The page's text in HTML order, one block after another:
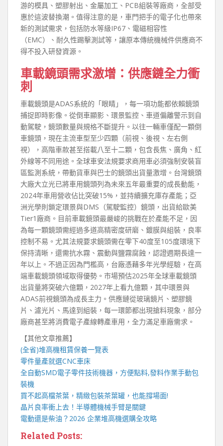
游的模具、塑膠射出、金屬加工、PCB組裝等廠商，全部受
惠於這波替換潮。值得注意的是，車門把手的電子化也帶來
新的測試需求，包括防水等級IP67、電磁相容性
（EMC）、耐久性踢擊測試等，讓原本傳統機械件供應商不
得不投入研發資源。
車載鏡頭需求激增：供應鏈全力衝
刺
車載鏡頭是ADAS系統的「眼睛」，每一項功能都依賴鏡頭
捕捉即時影像。從倒車顯影、環景監控、車道偏離警示到自
動駕駛，鏡頭數量與規格不斷提升。以往一輛車僅配一顆倒
車鏡頭，現在主流車型至少四顆（前視、後視、左右側
視），高階車款甚至搭載八至十二顆，包含長焦、廣角、紅
外線等不同用途。全球車安法規要求商用車必須強制安裝盲
區監測系統，帶動貨車與巴士的鏡頭出貨量激增。台灣鏡頭
大廠大立光已將車用鏡頭列為未來五年最重要的成長動能，
2024年車用營收佔比突破15%，並持續擴充庫存產能；亞
洲光學則鎖定環景與DMS（駕駛監控）鏡頭，出貨給歐美
Tier1廠商。目前車載鏡頭最嚴峻的挑戰在於產能不足，因
為每一顆鏡頭需經過多道高精密度研磨、鍍膜與組裝，良率
控制不易。尤其法規要求鏡頭需在零下40度至105度環境下
保持清晰，還需抗水霧、震動與鹽霧腐蝕，認證週期長達一
年以上。不過正因為門檻高，台廠憑藉多年光學經驗，在高
端車載鏡頭領域取得優勢。市場預估2025年全球車載鏡頭
出貨量將突破六億顆，2027年上看九億顆，其中環景與
ADAS前視鏡頭為成長主力。供應鏈從玻璃鏡片、塑膠鏡
片、濾光片、馬達到組裝，每一環節都出現搶料現象，部分
廠商甚至將消費電子產線轉產車用，全力滿足車廠需求。
【其他文章推薦】
(全省)堆高機租賃保養一覽表
零件量產就選CNC車床
全自動SMD電子零件技術機器 ，方便點料,發料作業手動包
裝機
買不起高檔茶葉，精緻包裝茶葉罐 ，也能撐場面!
晶片良率衝上去！ 半導體機械手臂是關鍵
電動還是柴油？2026 企業堆高機選購全攻略
Related Posts: